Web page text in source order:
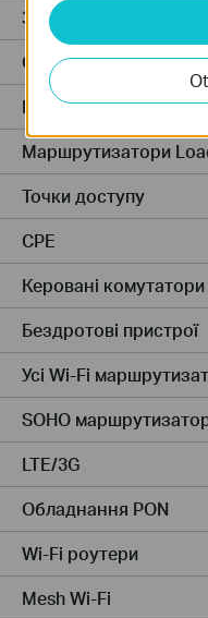
Зовнішні точки
Стельові
Маршрутизатори з
Маршрутизатори
Точки доступу
CPE
Керовані комутатори
Бездротові пристрої
Усі Wi-Fi
SOHO
LTE/3G
Обладнання PON
Wi-Fi роутери
Mesh Wi-Fi